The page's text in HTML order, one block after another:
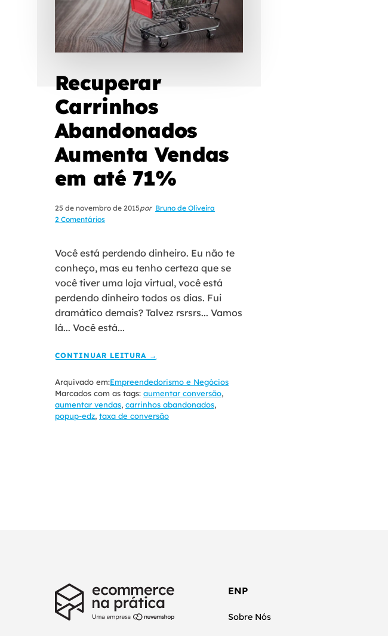
Recuperar
Carrinhos
Abandonados
Aumenta Vendas
em até 71%
25 de novembro de 2015por Bruno de Oliveira
2 Comentários
Você está perdendo dinheiro. Eu não te
conheço, mas eu tenho certeza que se
você tiver uma loja virtual, você está
perdendo dinheiro todos os dias. Fui
dramático demais? Talvez rsrsrs... Vamos
lá... Você está...
CONTINUAR LEITURA →
Arquivado em:Empreendedorismo e Negócios
Marcados com as tags: aumentar conversão,
aumentar vendas, carrinhos abandonados,
popup-edz, taxa de conversão
ENP
Sobre Nós